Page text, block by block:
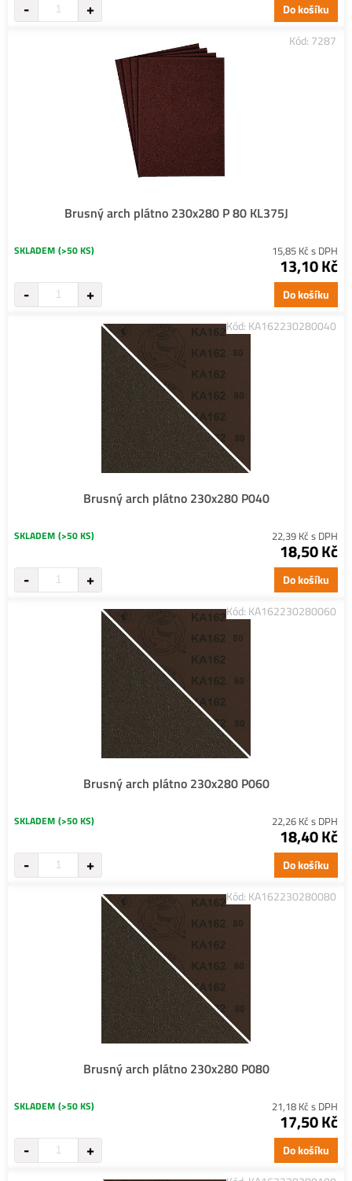
Do košíku
Kód: 7287
Brusný arch plátno 230x280 P 80 KL375J
SKLADEM (>50 KS) 15,85 Kč s DPH
13,10 Kč
Do košíku
Kód: KA162230280040
Brusný arch plátno 230x280 P040
SKLADEM (>50 KS) 22,39 Kč s DPH
18,50 Kč
Do košíku
Kód: KA162230280060
Brusný arch plátno 230x280 P060
SKLADEM (>50 KS) 22,26 Kč s DPH
18,40 Kč
Do košíku
Kód: KA162230280080
Brusný arch plátno 230x280 P080
SKLADEM (>50 KS) 21,18 Kč s DPH
17,50 Kč
Do košíku